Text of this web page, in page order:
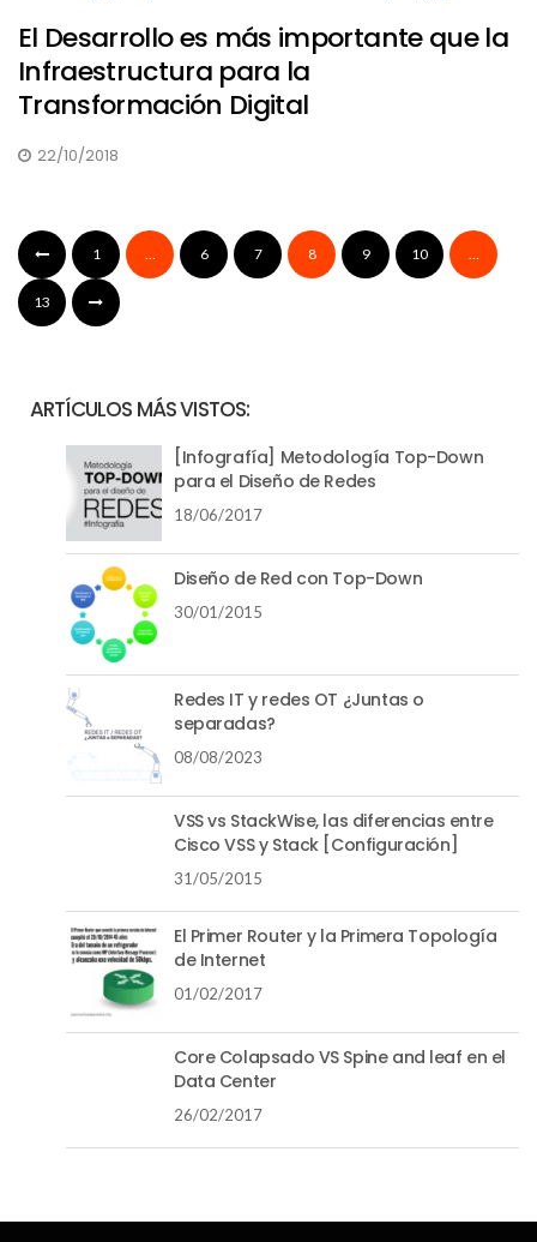
El Desarrollo es más importante que la
Infraestructura para la
Transformación Digital
22/10/2018
1 … 6 7 8 9 10 …
13
ARTÍCULOS MÁS VISTOS:
[Infografía] Metodología Top-Down
para el Diseño de Redes
18/06/2017
Diseño de Red con Top-Down
30/01/2015
Redes IT y redes OT ¿Juntas o
separadas?
08/08/2023
VSS vs StackWise, las diferencias entre
Cisco VSS y Stack [Configuración]
31/05/2015
El Primer Router y la Primera Topología
de Internet
01/02/2017
Core Colapsado VS Spine and leaf en el
Data Center
26/02/2017